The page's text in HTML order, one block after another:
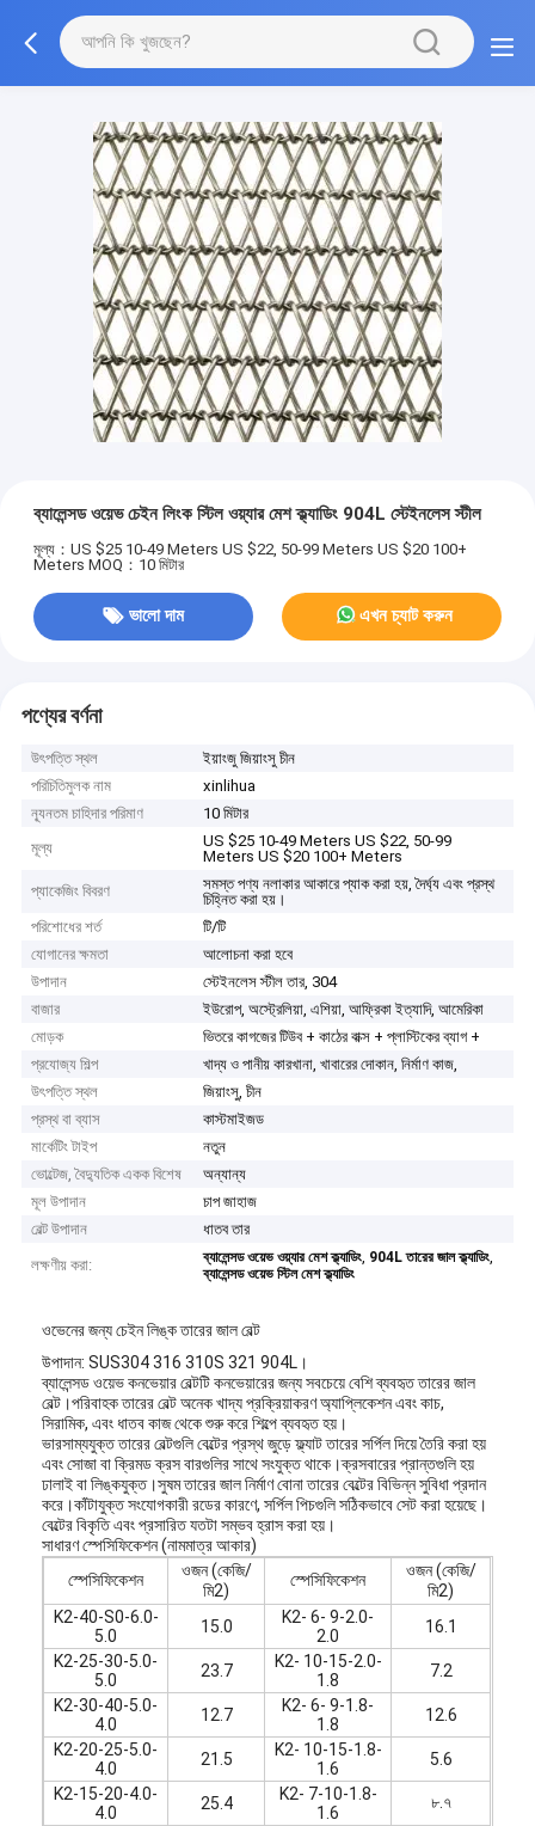
ব্যালেন্সড ওয়েভ চেইন লিংক স্টিল ওয়্যার মেশ ক্ল্যাডিং 904L স্টেইনলেস স্টীল
মূল্য：US $25 10-49 Meters US $22, 50-99 Meters US $20 100+
Meters MOQ：10 মিটার
ভালো দাম এখন চ্যাট করুন
পণ্যের বর্ণনা
উৎপত্তি স্থল
ইয়াংজু জিয়াংসু চীন
পরিচিতিমুলক নাম
xinlihua
ন্যূনতম চাহিদার পরিমাণ
10 মিটার
মূল্য
US $25 10-49 Meters US $22, 50-99
Meters US $20 100+ Meters
প্যাকেজিং বিবরণ
সমস্ত পণ্য নলাকার আকারে প্যাক করা হয়, দৈর্ঘ্য এবং প্রস্থ
চিহ্নিত করা হয়।
পরিশোধের শর্ত
টি/টি
যোগানের ক্ষমতা
আলোচনা করা হবে
উপাদান
স্টেইনলেস স্টীল তার, 304
বাজার
ইউরোপ, অস্ট্রেলিয়া, এশিয়া, আফ্রিকা ইত্যাদি, আমেরিকা
মোড়ক
ভিতরে কাগজের টিউব + কাঠের বাক্স + প্লাস্টিকের ব্যাগ +
প্রযোজ্য শিল্প
খাদ্য ও পানীয় কারখানা, খাবারের দোকান, নির্মাণ কাজ,
উৎপত্তি স্থল
জিয়াংসু, চীন
প্রস্থ বা ব্যাস
কাস্টমাইজড
মার্কেটিং টাইপ
নতুন
ভোল্টেজ, বৈদ্যুতিক একক বিশেষ
অন্যান্য
মূল উপাদান
চাপ জাহাজ
বেল্ট উপাদান
ধাতব তার
লক্ষণীয় করা:
ব্যালেন্সড ওয়েভ ওয়্যার মেশ ক্ল্যাডিং, 904L তারের জাল ক্ল্যাডিং,
ব্যালেন্সড ওয়েভ স্টিল মেশ ক্ল্যাডিং
ওভেনের জন্য চেইন লিঙ্ক তারের জাল বেল্ট
উপাদান: SUS304 316 310S 321 904L।
ব্যালেন্সড ওয়েভ কনভেয়ার বেল্টটি কনভেয়ারের জন্য সবচেয়ে বেশি ব্যবহৃত তারের জাল
বেল্ট।পরিবাহক তারের বেল্ট অনেক খাদ্য প্রক্রিয়াকরণ অ্যাপ্লিকেশন এবং কাচ,
সিরামিক, এবং ধাতব কাজ থেকে শুরু করে শিল্পে ব্যবহৃত হয়।
ভারসাম্যযুক্ত তারের বেল্টগুলি বেল্টের প্রস্থ জুড়ে ফ্ল্যাট তারের সর্পিল দিয়ে তৈরি করা হয়
এবং সোজা বা ক্রিমড ক্রস বারগুলির সাথে সংযুক্ত থাকে।ক্রসবারের প্রান্তগুলি হয়
ঢালাই বা লিঙ্কযুক্ত।সুষম তারের জাল নির্মাণ বোনা তারের বেল্টের বিভিন্ন সুবিধা প্রদান
করে।কাঁটাযুক্ত সংযোগকারী রডের কারণে, সর্পিল পিচগুলি সঠিকভাবে সেট করা হয়েছে।
বেল্টের বিকৃতি এবং প্রসারিত যতটা সম্ভব হ্রাস করা হয়।
সাধারণ স্পেসিফিকেশন (নামমাত্র আকার)
স্পেসিফিকেশন
ওজন (কেজি/
মি2)
স্পেসিফিকেশন
ওজন (কেজি/
মি2)
K2-40-S0-6.0-
5.0
15.0
K2- 6- 9-2.0-
2.0
16.1
K2-25-30-5.0-
5.0
23.7
K2- 10-15-2.0-
1.8
7.2
K2-30-40-5.0-
4.0
12.7
K2- 6- 9-1.8-
1.8
12.6
K2-20-25-5.0-
4.0
21.5
K2- 10-15-1.8-
1.6
5.6
K2-15-20-4.0-
4.0
25.4
K2- 7-10-1.8-
1.6
৮.৭